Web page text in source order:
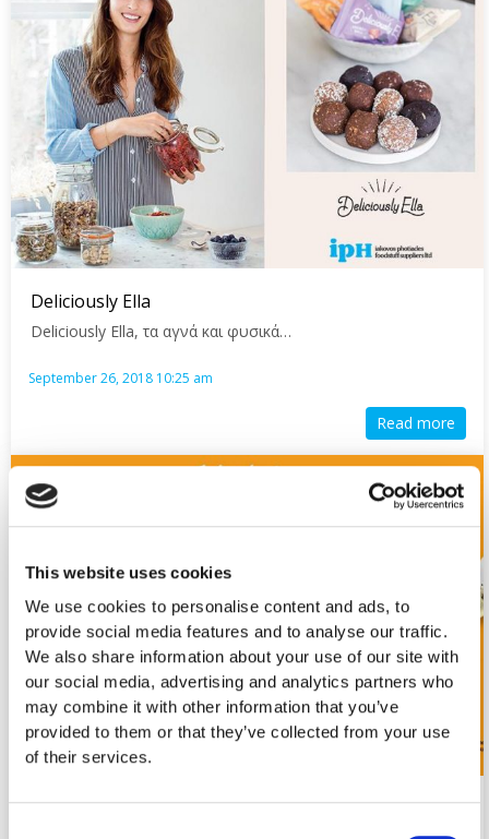
This website uses cookies
We use cookies to personalise content and ads, to
provide social media features and to analyse our traffic.
We also share information about your use of our site with
our social media, advertising and analytics partners who
may combine it with other information that you’ve
provided to them or that they’ve collected from your use
of their services.
Deliciously Ella
Deliciously Ella, τα αγνά και φυσικά…
September 26, 2018 10:25 am
Read more
Fulfill Protein Bars